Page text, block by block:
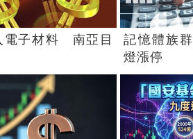
電子材料 南亞目
記憶體族
燈漲停